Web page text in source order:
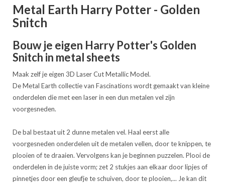
Metal Earth Harry Potter - Golden
Snitch
Bouw je eigen Harry Potter's Golden
Snitch in metal sheets
Maak zelf je eigen 3D Laser Cut Metallic Model.
De Metal Earth collectie van Fascinations wordt gemaakt van kleine
onderdelen die met een laser in een dun metalen vel zijn
voorgesneden.
De bal bestaat uit 2 dunne metalen vel. Haal eerst alle
voorgesneden onderdelen uit de metalen vellen, door te knippen, te
plooien of te draaien. Vervolgens kan je beginnen puzzelen. Plooi de
onderdelen in de juiste vorm; zet 2 stukjes aan elkaar door lipjes of
pinnetjes door een gleufje te schuiven, door te plooien,... Je kan dit